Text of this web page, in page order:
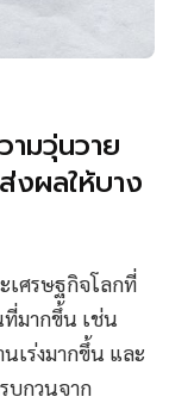
มวุ่นวาย
งผลให้บาง
เศรษฐกิจโลกที่
ที่มากขึ้น เช่น
เร่งมากขึ้น และ
บกวนจาก